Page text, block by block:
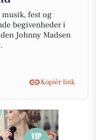
fest og
begivenheder i
Johnny Madsen
Kopiér link